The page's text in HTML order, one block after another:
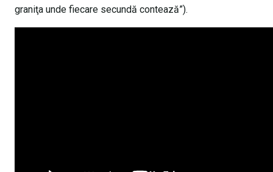
graniţa unde fiecare secundă contează”).